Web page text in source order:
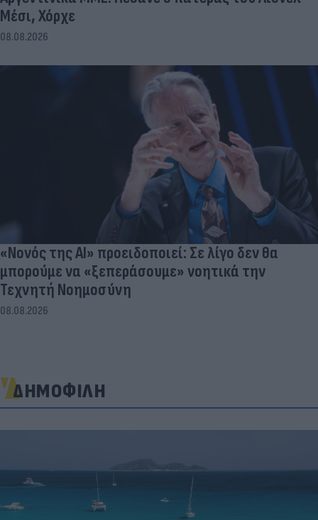
Μέσι, Χόρχε
08.08.2026
«Νονός της AI» προειδοποιεί: Σε λίγο δεν θα
μπορούμε να «ξεπεράσουμε» νοητικά την
Τεχνητή Νοημοσύνη
08.08.2026
ΔΗΜΟΦΙΛΗ